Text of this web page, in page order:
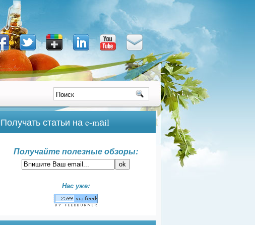
Получать статьи на e-mаil
Получайте полезные обзоры:
Нас уже: